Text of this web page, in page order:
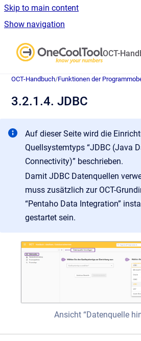
Skip to main content
Show navigation
OCT-
OCT-Handbuch/Funktionen der
3.2.1.4. JDBC
Auf dieser Seite wird die
Quellsystemtyps “JDBC (Java
Connectivity)” beschrieben.
Damit JDBC Datenquellen
muss zusätzlich zur OCT-
“Pentaho Data Integration”
gestartet sein.
Ansicht “Datenquelle